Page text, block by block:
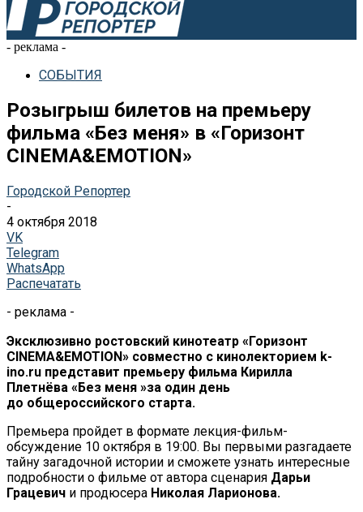
- реклама -
СОБЫТИЯ
Розыгрыш билетов на премьеру
фильма «Без меня» в «Горизонт
CINEMA&EMOTION»
Городской Репортер
-
4 октября 2018
VK
Telegram
WhatsApp
Распечатать
- реклама -
Эксклюзивно ростовский кинотеатр «Горизонт
CINEMA&EMOTION» совместно с кинолекторием k-
ino.ru представит премьеру фильма Кирилла
Плетнёва «Без меня »за один день
до общероссийского старта.
Премьера пройдет в формате лекция-фильм-
обсуждение 10 октября в 19:00. Вы первыми разгадаете
тайну загадочной истории и сможете узнать интересные
подробности о фильме от автора сценария Дарьи
Грацевич и продюсера Николая Ларионова.